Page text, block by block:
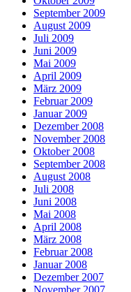
September 2009
August 2009
Juli 2009
Juni 2009
Mai 2009
April 2009
März 2009
Februar 2009
Januar 2009
Dezember 2008
November 2008
Oktober 2008
September 2008
August 2008
Juli 2008
Juni 2008
Mai 2008
April 2008
März 2008
Februar 2008
Januar 2008
Dezember 2007
November 2007